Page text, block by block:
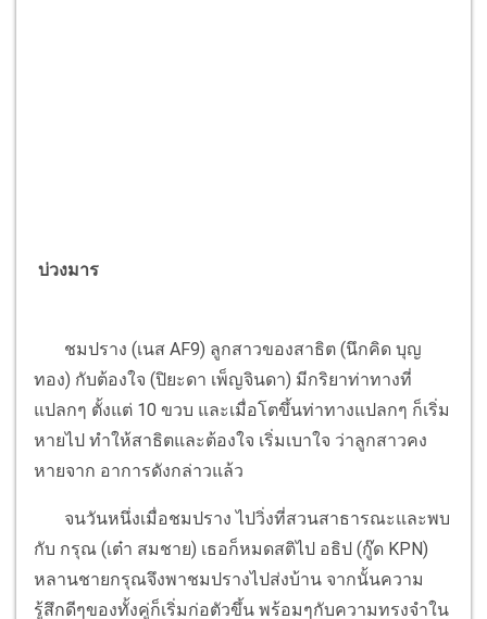
บ่วงมาร
ชมปราง (เนส AF9) ลูกสาวของสาธิต (นึกคิด บุญ
ทอง) กับต้องใจ (ปิยะดา เพ็ญจินดา) มีกริยาท่าทางที่
แปลกๆ ตั้งแต่ 10 ขวบ และเมื่อโตขึ้นท่าทางแปลกๆ ก็เริ่ม
หายไป ทำให้สาธิตและต้องใจ เริ่มเบาใจ ว่าลูกสาวคง
หายจาก อาการดังกล่าวแล้ว
จนวันหนึ่งเมื่อชมปราง ไปวิ่งที่สวนสาธารณะและพบ
กับ กรุณ (เต๋า สมชาย) เธอก็หมดสติไป อธิป (กู๊ด KPN)
หลานชายกรุณจึงพาชมปรางไปส่งบ้าน จากนั้นความ
รู้สึกดีๆของทั้งคู่ก็เริ่มก่อตัวขึ้น พร้อมๆกับความทรงจำใน